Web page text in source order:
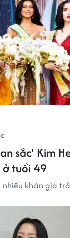
sắc' Kim
ở tuổi 49
nhiều khán giả